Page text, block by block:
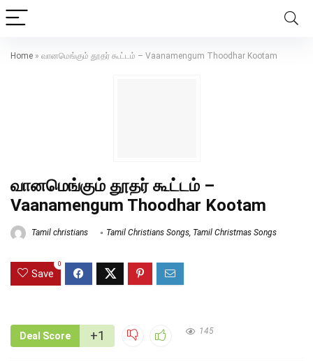
Home » வானமெங்கும் தூதர் கூட்டம் – Vaanamengum Thoodhar Kootam
வானமெங்கும் தூதர் கூட்டம் –
Vaanamengum Thoodhar Kootam
Tamil christians Tamil Christians Songs, Tamil Christmas Songs
Save
0
Deal Score +1 145